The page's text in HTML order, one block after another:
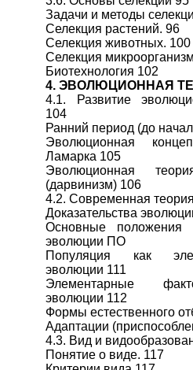
Задачи и методы
Селекция растений. 96
Селекция животных. 100
Селекция
Биотехнология 102
4. ЭВОЛЮЦИОННАЯ
4.1. Развитие
104
Ранний период (до
Эволюционная
Ламарка 105
Эволюционная
(дарвинизм) 106
4.2. Современная
Доказательства
Основные положения
эволюции ПО
Популяция как
эволюции 111
Элементарные
эволюции 112
Формы естественного
Адаптации
4.3. Вид и
Понятие о виде. 117